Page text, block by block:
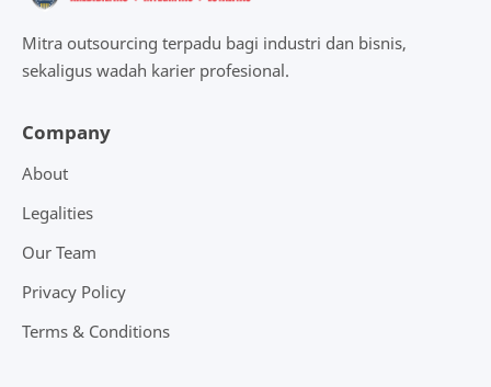
Mitra outsourcing terpadu bagi industri dan bisnis,
sekaligus wadah karier profesional.
Company
About
Legalities
Our Team
Privacy Policy
Terms & Conditions